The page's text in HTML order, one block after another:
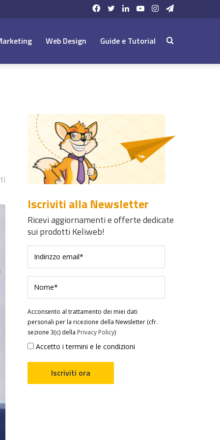
Telegram
Instagram
YouTube
LinkedIn
Twitter
Facebook
Web Design Guide e Tutorial Cerca:
Iscriviti alla Newsletter
Ricevi aggiornamenti e offerte dedicate
sui prodotti Keliweb!
Acconsento al trattamento dei miei dati
personali per la ricezione della Newsletter (cfr.
sezione 3(c) della Privacy Policy)
Accetto i termini e le condizioni